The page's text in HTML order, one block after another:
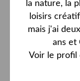
la nature, la
loisirs
mais j'ai
ans et
Voir le profil